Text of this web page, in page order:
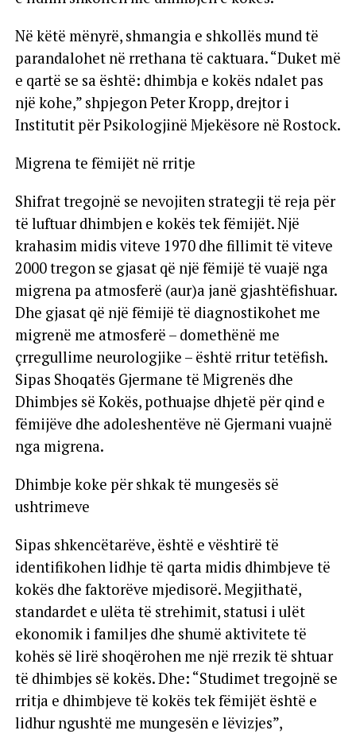
Në këtë mënyrë, shmangia e shkollës mund të
parandalohet në rrethana të caktuara. “Duket më
e qartë se sa është: dhimbja e kokës ndalet pas
një kohe,” shpjegon Peter Kropp, drejtor i
Institutit për Psikologjinë Mjekësore në Rostock.
Migrena te fëmijët në rritje
Shifrat tregojnë se nevojiten strategji të reja për
të luftuar dhimbjen e kokës tek fëmijët. Një
krahasim midis viteve 1970 dhe fillimit të viteve
2000 tregon se gjasat që një fëmijë të vuajë nga
migrena pa atmosferë (aur)a janë gjashtëfishuar.
Dhe gjasat që një fëmijë të diagnostikohet me
migrenë me atmosferë – domethënë me
çrregullime neurologjike – është rritur tetëfish.
Sipas Shoqatës Gjermane të Migrenës dhe
Dhimbjes së Kokës, pothuajse dhjetë për qind e
fëmijëve dhe adoleshentëve në Gjermani vuajnë
nga migrena.
Dhimbje koke për shkak të mungesës së
ushtrimeve
Sipas shkencëtarëve, është e vështirë të
identifikohen lidhje të qarta midis dhimbjeve të
kokës dhe faktorëve mjedisorë. Megjithatë,
standardet e ulëta të strehimit, statusi i ulët
ekonomik i familjes dhe shumë aktivitete të
kohës së lirë shoqërohen me një rrezik të shtuar
të dhimbjes së kokës. Dhe: “Studimet tregojnë se
rritja e dhimbjeve të kokës tek fëmijët është e
lidhur ngushtë me mungesën e lëvizjes”,